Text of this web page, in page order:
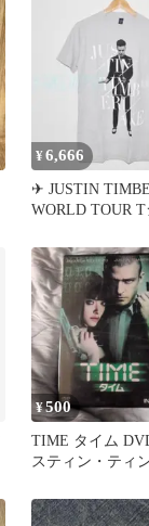
¥6,666
✈ JUSTIN
WORLD TOUR T
¥500
TIME タイム
スティン・ティ